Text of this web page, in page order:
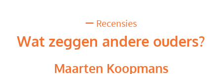
Recensies
Wat zeggen andere ouders?
Maarten Koopmans